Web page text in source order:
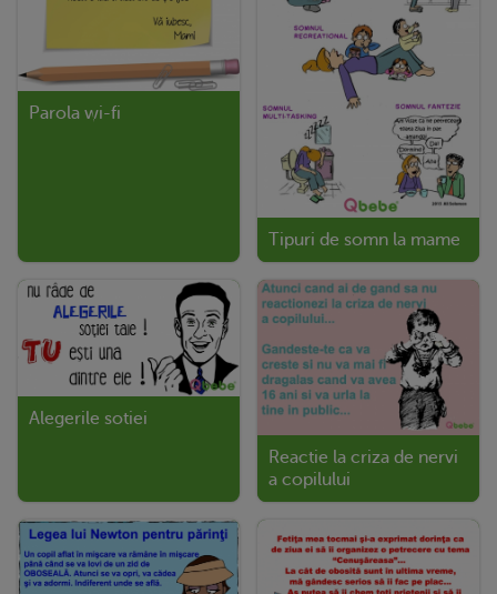
Parola wi-fi
Tipuri de somn la mame
Alegerile sotiei
Reactie la criza de nervi
a copilului